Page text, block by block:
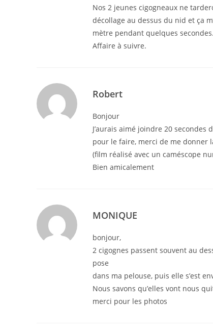
Nos 2 jeunes cigogneaux ne
décollage au dessus du nid et ça
mètre pendant quelques secondes.
Affaire à suivre.
Robert
Bonjour
J’aurais aimé joindre 20 secondes
pour le faire, merci de me donner
(film réalisé avec un caméscope
Bien amicalement
MONIQUE
bonjour,
2 cigognes passent souvent au
pose
dans ma pelouse, puis elle s’est
Nous savons qu’elles vont nous
merci pour les photos